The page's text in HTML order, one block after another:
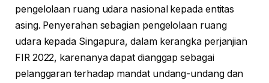
pengelolaan ruang udara nasional kepada entitas
asing. Penyerahan sebagian pengelolaan ruang
udara kepada Singapura, dalam kerangka perjanjian
FIR 2022, karenanya dapat dianggap sebagai
pelanggaran terhadap mandat undang-undang dan